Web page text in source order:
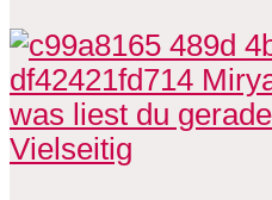
Vielseitig